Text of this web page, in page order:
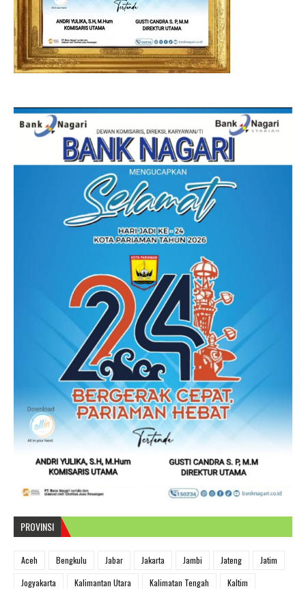
PROVINSI
Aceh Bengkulu Jabar Jakarta Jambi Jateng
Jatim
Jogyakarta
Kalimantan Utara Kalimatan Tengah
Kaltim